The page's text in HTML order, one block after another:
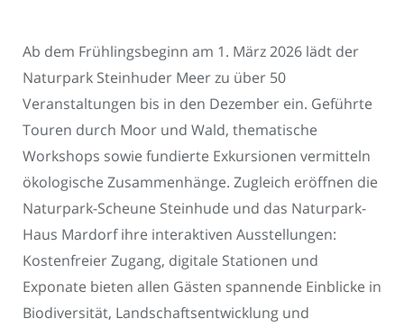
Ab dem Frühlingsbeginn am 1. März 2026 lädt der
Naturpark Steinhuder Meer zu über 50
Veranstaltungen bis in den Dezember ein. Geführte
Touren durch Moor und Wald, thematische
Workshops sowie fundierte Exkursionen vermitteln
ökologische Zusammenhänge. Zugleich eröffnen die
Naturpark-Scheune Steinhude und das Naturpark-
Haus Mardorf ihre interaktiven Ausstellungen:
Kostenfreier Zugang, digitale Stationen und
Exponate bieten allen Gästen spannende Einblicke in
Biodiversität, Landschaftsentwicklung und